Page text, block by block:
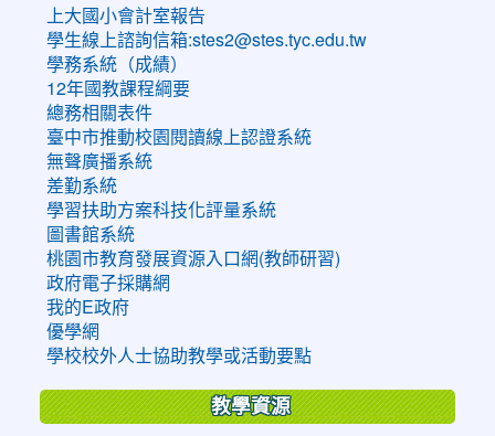
上大國小會計室報告
學生線上諮詢信箱:stes2@stes.tyc.edu.tw
學務系統（成績）
12年國教課程綱要
總務相關表件
臺中市推動校園閱讀線上認證系統
無聲廣播系統
差勤系統
學習扶助方案科技化評量系統
圖書館系統
桃園市教育發展資源入口網(教師研習)
政府電子採購網
我的E政府
優學網
學校校外人士協助教學或活動要點
教學資源